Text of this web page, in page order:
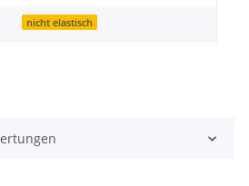
nicht elastisch